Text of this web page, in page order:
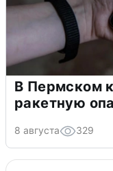
В Пермском
ракетную
8 августа 329